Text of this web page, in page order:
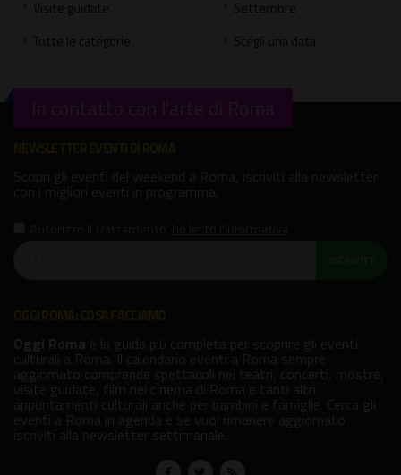
Visite guidate
Tutte le categorie
Settembre
Scegli una data
In contatto con l'arte di Roma